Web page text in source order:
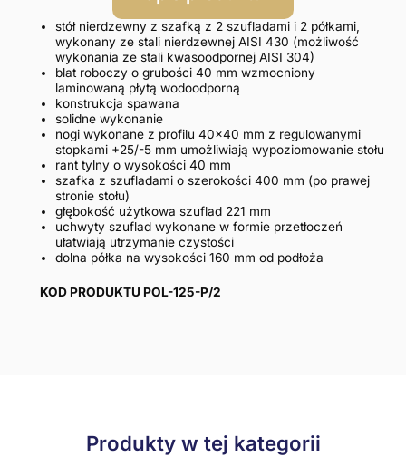
stół nierdzewny z szafką z 2 szufladami i 2 półkami,
wykonany ze stali nierdzewnej AISI 430 (możliwość
wykonania ze stali kwasoodpornej AISI 304)
blat roboczy o grubości 40 mm wzmocniony
laminowaną płytą wodoodporną
konstrukcja spawana
solidne wykonanie
nogi wykonane z profilu 40×40 mm z regulowanymi
stopkami +25/-5 mm umożliwiają wypoziomowanie stołu
rant tylny o wysokości 40 mm
szafka z szufladami o szerokości 400 mm (po prawej
stronie stołu)
głębokość użytkowa szuflad 221 mm
uchwyty szuflad wykonane w formie przetłoczeń
ułatwiają utrzymanie czystości
dolna półka na wysokości 160 mm od podłoża
KOD PRODUKTU POL-125-P/2
Produkty w tej kategorii